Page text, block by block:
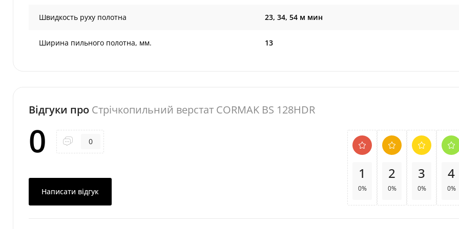
Швидкость руху полотна 23, 34, 54 м мин
Ширина пильного полотна, мм. 13
Відгуки про Стрічкопильний верстат CORMAK BS 128HDR
0 0
Написати відгук
1
0%
2
0%
3
0%
4
0%